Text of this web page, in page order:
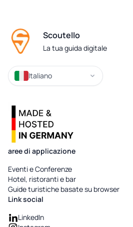
Scoutello
La tua guida digitale
Italiano
aree di applicazione
Eventi e Conferenze
Hotel, ristoranti e bar
Guide turistiche basate su browser
Link social
LinkedIn